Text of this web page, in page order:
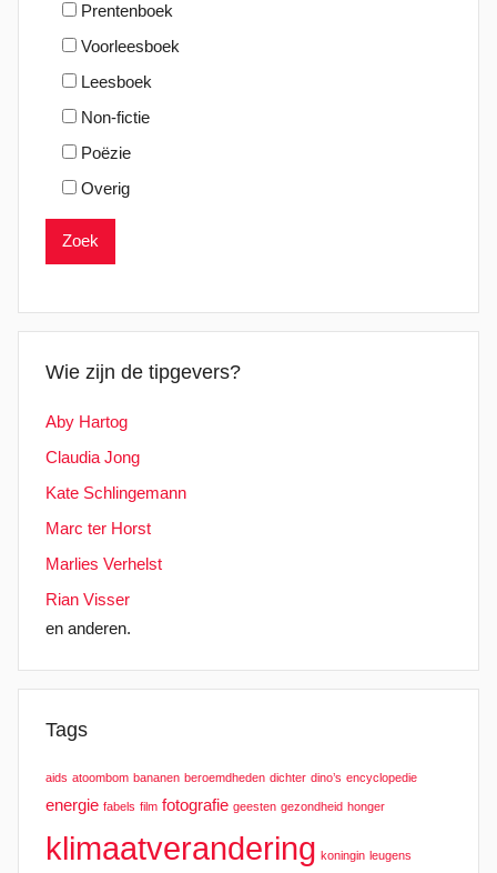
Prentenboek
Voorleesboek
Leesboek
Non-fictie
Poëzie
Overig
Wie zijn de tipgevers?
Aby Hartog
Claudia Jong
Kate Schlingemann
Marc ter Horst
Marlies Verhelst
Rian Visser
en anderen.
Tags
aids atoombom bananen beroemdheden dichter dino’s encyclopedie
energie fabels film fotografie geesten gezondheid honger
klimaatverandering koningin leugens